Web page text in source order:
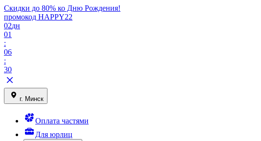
Скидки до 80% ко Дню Рождения!
промокод HAPPY22
02дн
01
:
06
:
30
г. Минск
Оплата частями
Для юрлиц